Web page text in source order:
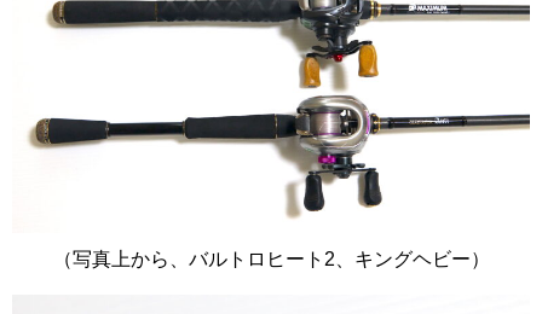
（写真上から、バルトロヒート2、キングヘビー）